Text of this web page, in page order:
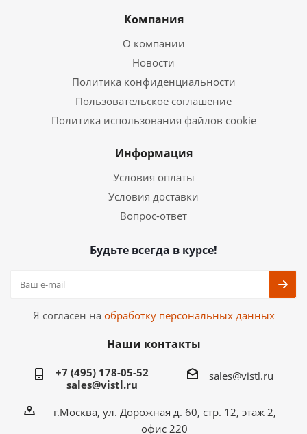
Компания
О компании
Новости
Политика конфиденциальности
Пользовательское соглашение
Политика использования файлов cookie
Информация
Условия оплаты
Условия доставки
Вопрос-ответ
Будьте всегда в курсе!
Я согласен на обработку персональных данных
Наши контакты
+7 (495) 178-05-52
sales@vistl.ru
sales@vistl.ru
г.Москва, ул. Дорожная д. 60, стр. 12, этаж 2,
офис 220